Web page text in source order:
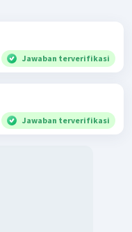
Jawaban terverifikasi
Jawaban terverifikasi